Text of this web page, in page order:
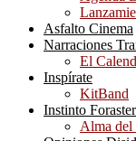
Asfalto Cinema
Narraciones
El
Inspírate
KitBand
Instinto
Alma del